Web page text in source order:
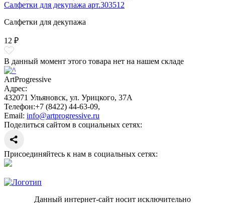
Салфетки для декупажа арт.303512
Салфетки для декупажа
12 ₽
В данный момент этого товара нет на нашем складе
ArtProgressive
Адрес:
432071 Ульяновск, ул. Урицкого, 37А
Телефон:+7 (8422) 44-63-09,
Email: info@artprogressive.ru
Поделиться сайтом в социальных сетях:
Присоединяйтесь к нам в социальных сетях:
Данный интернет-сайт носит исключительно